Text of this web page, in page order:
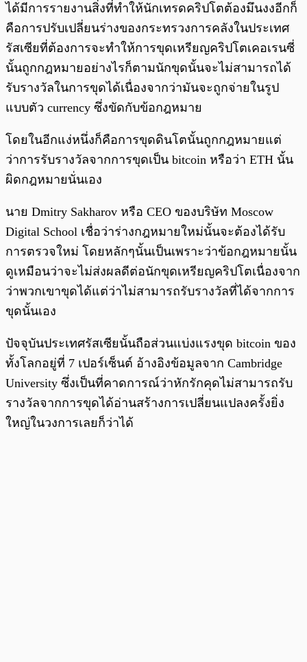
ได้มีการรายงานสิ่งที่ทำให้นักเทรดคริปโตต้องมึนงงอีกก็
คือการปรับเปลี่ยนร่างของกระทรวงการคลังในประเทศ
รัสเซียที่ต้องการจะทำให้การขุดเหรียญคริปโตเคอเรนซี่
นั้นถูกกฎหมายอย่างไรก็ตามนักขุดนั้นจะไม่สามารถได้
รับรางวัลในการขุดได้เนื่องจากว่ามันจะถูกจ่ายในรูป
แบบตัว currency ซึ่งขัดกับข้อกฎหมาย
โดยในอีกแง่หนึ่งก็คือการขุดดินโตนั้นถูกกฎหมายแต่
ว่าการรับรางวัลจากการขุดเป็น bitcoin หรือว่า ETH นั้น
ผิดกฎหมายนั่นเอง
นาย Dmitry Sakharov หรือ CEO ของบริษัท Moscow
Digital School เชื่อว่าร่างกฎหมายใหม่นั้นจะต้องได้รับ
การตรวจใหม่ โดยหลักๆนั้นเป็นเพราะว่าข้อกฎหมายนั้น
ดูเหมือนว่าจะไม่ส่งผลดีต่อนักขุดเหรียญคริปโตเนื่องจาก
ว่าพวกเขาขุดได้แต่ว่าไม่สามารถรับรางวัลที่ได้จากการ
ขุดนั้นเอง
ปัจจุบันประเทศรัสเซียนั้นถือส่วนแบ่งแรงขุด bitcoin ของ
ทั้งโลกอยู่ที่ 7 เปอร์เซ็นต์ อ้างอิงข้อมูลจาก Cambridge
University ซึ่งเป็นที่คาดการณ์ว่าหักรักคุดไม่สามารถรับ
รางวัลจากการขุดได้อ่านสร้างการเปลี่ยนแปลงครั้งยิ่ง
ใหญ่ในวงการเลยก็ว่าได้